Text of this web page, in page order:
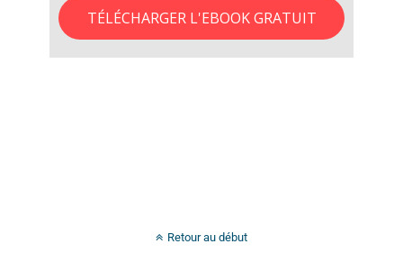
TÉLÉCHARGER L'EBOOK GRATUIT
Retour au début